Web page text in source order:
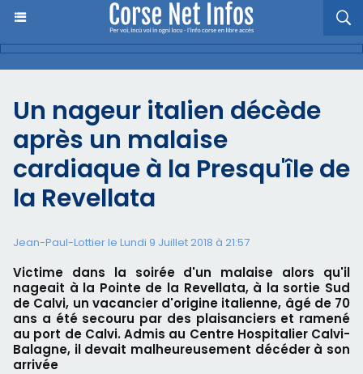
Un nageur italien décède
après un malaise
cardiaque à la Presqu'île de
la Revellata
Jean-Paul-Lottier le Lundi 9 Juillet 2018 à 21:57
Victime dans la soirée d'un malaise alors qu'il
nageait à la Pointe de la Revellata, à la sortie Sud
de Calvi, un vacancier d'origine italienne, âgé de 70
ans a été secouru par des plaisanciers et ramené
au port de Calvi. Admis au Centre Hospitalier Calvi-
Balagne, il devait malheureusement décéder à son
arrivée